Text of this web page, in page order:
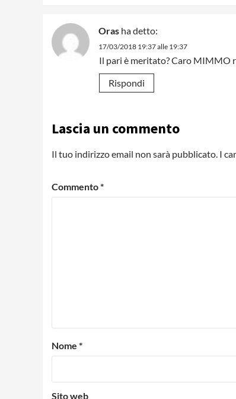
Oras ha detto:
17/03/2018 19:37 alle 19:37
Il pari è meritato? Caro MIMMO
Rispondi
Lascia un commento
Il tuo indirizzo email non sarà pubblicato. I
Commento*
Nome *
Sito web